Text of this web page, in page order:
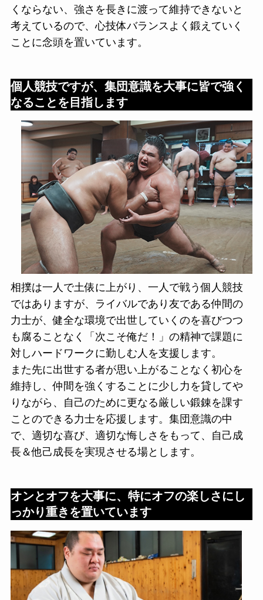
くならない、強さを長きに渡って維持できないと
考えているので、心技体バランスよく鍛えていく
ことに念頭を置いています。
個人競技ですが、集団意識を大事に皆で強く
なることを目指します
相撲は一人で土俵に上がり、一人で戦う個人競技
ではありますが、ライバルであり友である仲間の
力士が、健全な環境で出世していくのを喜びつつ
も腐ることなく「次こそ俺だ！」の精神で課題に
対しハードワークに勤しむ人を支援します。
また先に出世する者が思い上がることなく初心を
維持し、仲間を強くすることに少し力を貸してや
りながら、自己のために更なる厳しい鍛錬を課す
ことのできる力士を応援します。集団意識の中
で、適切な喜び、適切な悔しさをもって、自己成
長＆他己成長を実現させる場とします。
オンとオフを大事に、特にオフの楽しさにし
っかり重きを置いています